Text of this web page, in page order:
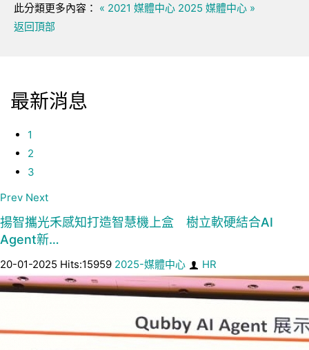
此分類更多內容： « 2021 媒體中心 2025 媒體中心 »
返回頂部
最新消息
1
2
3
Prev Next
揚智攜光禾感知打造智慧機上盒 樹立軟硬結合AI
Agent新…
20-01-2025 Hits:15959 2025-媒體中心 HR